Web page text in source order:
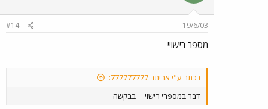
19/6/03
#14
מספר רישויי
נכתב ע"י אביתר 777777777:
דבר במספרי רישוי
בבקשה